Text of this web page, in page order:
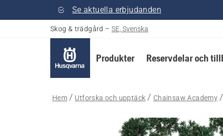
Se aktuella erbjudanden
Skog & trädgård – SE, Svenska
Produkter Reservdelar och
Hem Utforska och upptäck Chainsaw Academy